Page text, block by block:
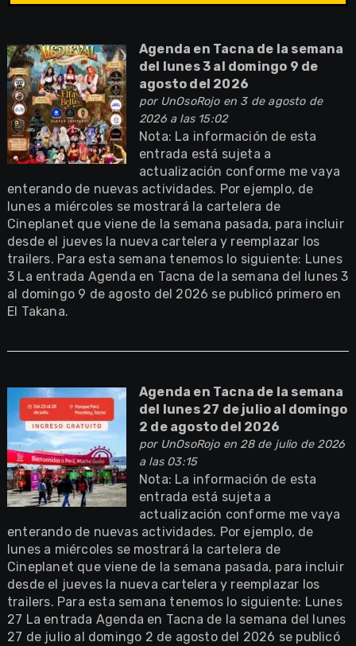
Agenda en Tacna de la semana
del lunes 3 al domingo 9 de
agosto del 2026
por UnOsoRojoen 3 de agosto de
2026 a las 15:02
Nota: La información de esta
entrada está sujeta a
actualización conforme me vaya
enterando de nuevas actividades. Por ejemplo, de
lunes a miércoles se mostrará la cartelera de
Cineplanet que viene de la semana pasada, para incluir
desde el jueves la nueva cartelera y reemplazar los
trailers. Para esta semana tenemos lo siguiente: Lunes
3 La entrada Agenda en Tacna de la semana del lunes 3
al domingo 9 de agosto del 2026 se publicó primero en
El Takana.
Agenda en Tacna de la semana
del lunes 27 de julio al domingo
2 de agosto del 2026
por UnOsoRojoen 28 de julio de 2026
a las 03:15
Nota: La información de esta
entrada está sujeta a
actualización conforme me vaya
enterando de nuevas actividades. Por ejemplo, de
lunes a miércoles se mostrará la cartelera de
Cineplanet que viene de la semana pasada, para incluir
desde el jueves la nueva cartelera y reemplazar los
trailers. Para esta semana tenemos lo siguiente: Lunes
27 La entrada Agenda en Tacna de la semana del lunes
27 de julio al domingo 2 de agosto del 2026 se publicó